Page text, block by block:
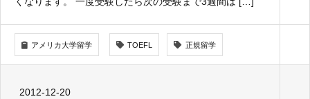
アメリカ大学留学 TOEFL 正規留学
2012-12-20